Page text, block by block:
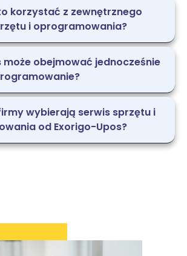
korzystać z zewnętrznego
i oprogramowania?
może obejmować jednocześnie
wybierają serwis sprzętu i
od Exorigo-Upos?